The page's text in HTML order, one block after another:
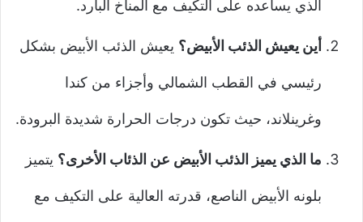
الذي يساعده على التكيف مع المناخ البارد.
أين يعيش الذئب الأبيض؟ يعيش الذئب الأبيض بشكل
رئيسي في القطب الشمالي وأجزاء من كندا
وغرينلاند، حيث تكون درجات الحرارة شديدة البرودة.
ما الذي يميز الذئب الأبيض عن الذئاب الأخرى؟ يتميز
بلونه الأبيض الناصع، قدرته العالية على التكيف مع